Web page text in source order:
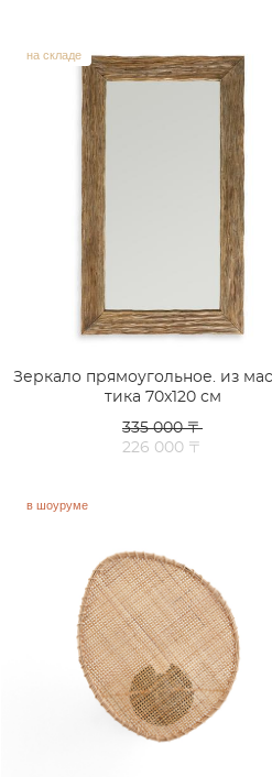
на складе
Зеркало прямоугольное. из
тика 70x120 см
335 000 〒
226 000 〒
в шоуруме